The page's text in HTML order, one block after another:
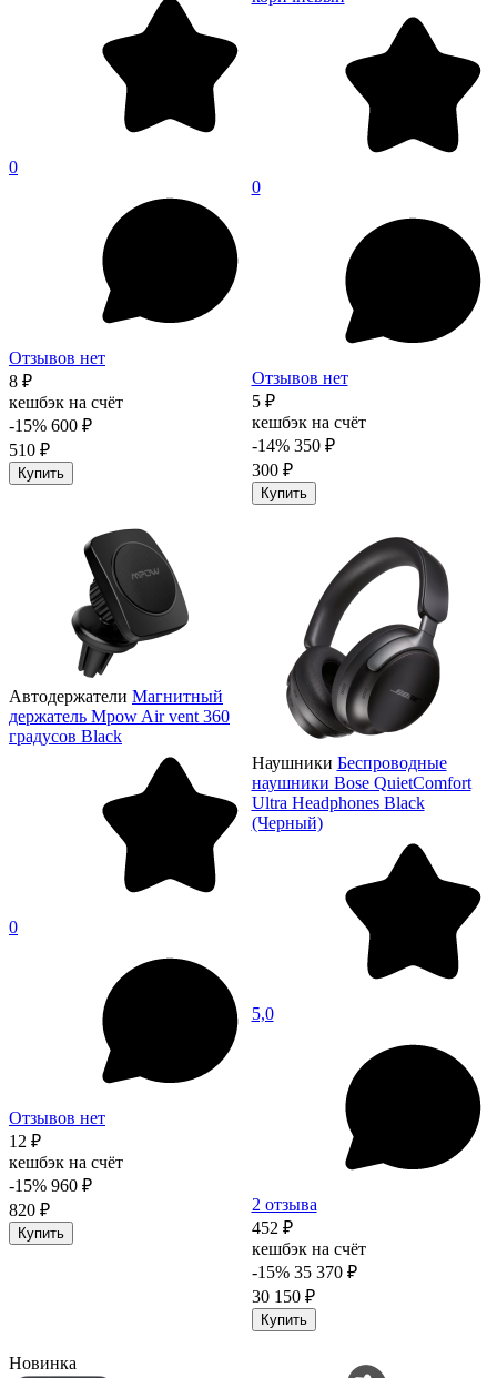
0
Отзывов нет
8 ₽
кешбэк на счёт
-15% 600 ₽
510 ₽
Купить
0
Отзывов нет
5 ₽
кешбэк на счёт
-14% 350 ₽
300 ₽
Купить
Автодержатели Магнитный
держатель Mpow Air vent 360
градусов Black
0
Отзывов нет
12 ₽
кешбэк на счёт
-15% 960 ₽
820 ₽
Купить
Наушники Беспроводные
наушники Bose QuietComfort
Ultra Headphones Black
(Черный)
5,0
2 отзыва
452 ₽
кешбэк на счёт
-15% 35 370 ₽
30 150 ₽
Купить
Новинка